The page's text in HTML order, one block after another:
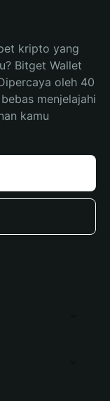
kripto yang
Bitget Wallet
oleh 40
menjelajahi
kamu